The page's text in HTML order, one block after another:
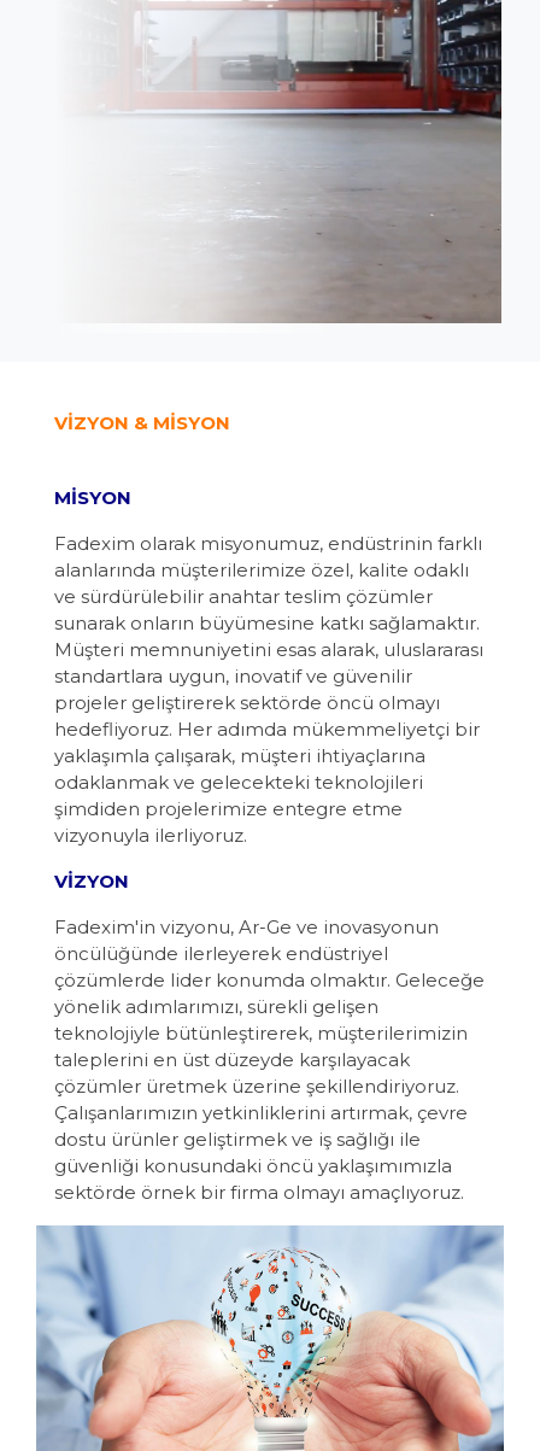
VİZYON & MİSYON
MİSYON
Fadexim olarak misyonumuz, endüstrinin farklı
alanlarında müşterilerimize özel, kalite odaklı
ve sürdürülebilir anahtar teslim çözümler
sunarak onların büyümesine katkı sağlamaktır.
Müşteri memnuniyetini esas alarak, uluslararası
standartlara uygun, inovatif ve güvenilir
projeler geliştirerek sektörde öncü olmayı
hedefliyoruz. Her adımda mükemmeliyetçi bir
yaklaşımla çalışarak, müşteri ihtiyaçlarına
odaklanmak ve gelecekteki teknolojileri
şimdiden projelerimize entegre etme
vizyonuyla ilerliyoruz.
VİZYON
Fadexim'in vizyonu, Ar-Ge ve inovasyonun
öncülüğünde ilerleyerek endüstriyel
çözümlerde lider konumda olmaktır. Geleceğe
yönelik adımlarımızı, sürekli gelişen
teknolojiyle bütünleştirerek, müşterilerimizin
taleplerini en üst düzeyde karşılayacak
çözümler üretmek üzerine şekillendiriyoruz.
Çalışanlarımızın yetkinliklerini artırmak, çevre
dostu ürünler geliştirmek ve iş sağlığı ile
güvenliği konusundaki öncü yaklaşımımızla
sektörde örnek bir firma olmayı amaçlıyoruz.